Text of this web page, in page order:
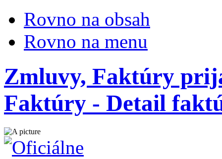
Rovno na obsah
Rovno na menu
Zmluvy, Faktúry
Faktúry - Detail